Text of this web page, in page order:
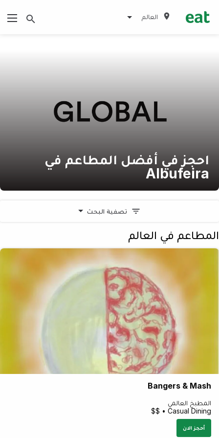
العالم
احجز في أفضل المطاعم في
Albufeira
تصفية البحث
المطاعم في العالم
Bangers & Mash
المطبخ العالمي
Casual Dining • $$
أحجز الان